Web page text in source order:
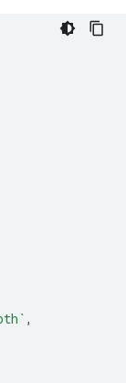
,